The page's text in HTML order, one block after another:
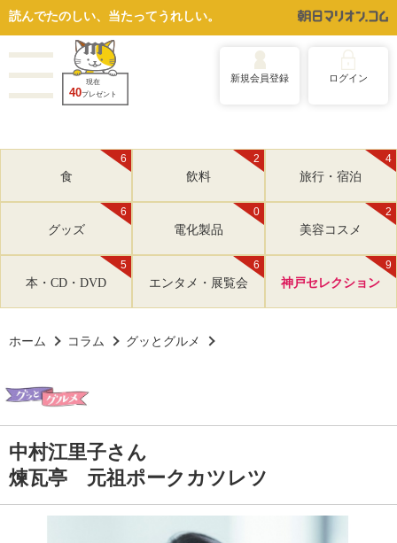
読んでたのしい、当たってうれしい。
現在
40プレゼント
新規会員登録 ログイン
6
食
2
飲料
4
旅行・宿泊
6
グッズ
0
電化製品
2
美容コスメ
5
本・CD・DVD
6
エンタメ・展覧会
9
神戸セレクション
ホーム コラム グッとグルメ
中村江里子さん
煉瓦亭 元祖ポークカツレツ